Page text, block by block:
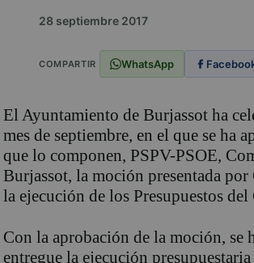
28 septiembre 2017
COMPARTIR WhatsApp
El Ayuntamiento de Burjassot ha
mes de septiembre, en el que se ha
que lo componen, PSPV-PSOE,
Burjassot, la moción presentada
la ejecución de los Presupuestos
Con la aprobación de la moción, se
entregue la ejecución